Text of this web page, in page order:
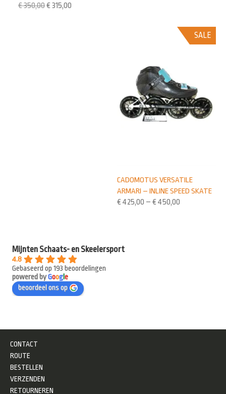
€350,00€ 315,00
SALE
CADOMOTUS VERSATILE
ARMARI – INLINE SPEED SKATE
€ 425,00 – € 450,00
Mijnten Schaats- en Skeelersport
4.8
Gebaseerd op 193 beoordelingen
powered byGooge
beoordeel ons op
CONTACT
ROUTE
BESTELLEN
VERZENDEN
RETOURNEREN